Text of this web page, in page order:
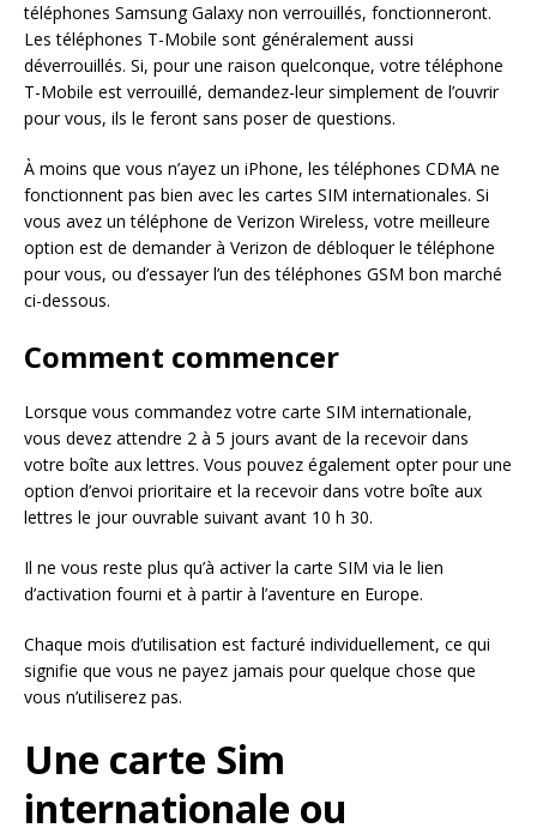
téléphones Samsung Galaxy non verrouillés, fonctionneront.
Les téléphones T-Mobile sont généralement aussi
déverrouillés. Si, pour une raison quelconque, votre téléphone
T-Mobile est verrouillé, demandez-leur simplement de l’ouvrir
pour vous, ils le feront sans poser de questions.
À moins que vous n’ayez un iPhone, les téléphones CDMA ne
fonctionnent pas bien avec les cartes SIM internationales. Si
vous avez un téléphone de Verizon Wireless, votre meilleure
option est de demander à Verizon de débloquer le téléphone
pour vous, ou d’essayer l’un des téléphones GSM bon marché
ci-dessous.
Comment commencer
Lorsque vous commandez votre carte SIM internationale,
vous devez attendre 2 à 5 jours avant de la recevoir dans
votre boîte aux lettres. Vous pouvez également opter pour une
option d’envoi prioritaire et la recevoir dans votre boîte aux
lettres le jour ouvrable suivant avant 10 h 30.
Il ne vous reste plus qu’à activer la carte SIM via le lien
d’activation fourni et à partir à l’aventure en Europe.
Chaque mois d’utilisation est facturé individuellement, ce qui
signifie que vous ne payez jamais pour quelque chose que
vous n’utiliserez pas.
Une carte Sim
internationale ou